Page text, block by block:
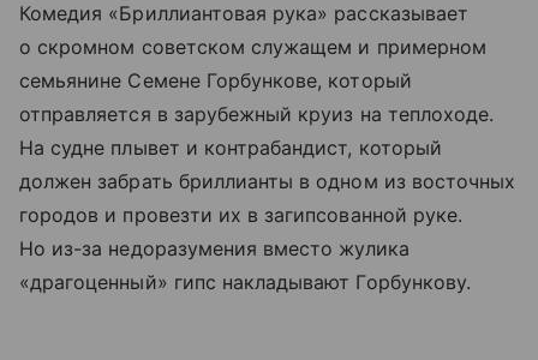
Комедия «Бриллиантовая рука» рассказывает
о скромном советском служащем и примерном
семьянине Семене Горбункове, который
отправляется в зарубежный круиз на теплоходе.
На судне плывет и контрабандист, который
должен забрать бриллианты в одном из восточных
городов и провезти их в загипсованной руке.
Но из-за недоразумения вместо жулика
«драгоценный» гипс накладывают Горбункову.